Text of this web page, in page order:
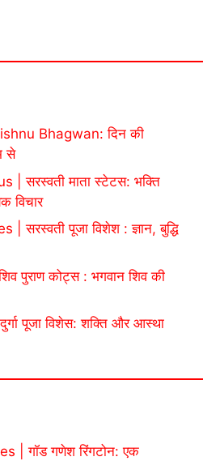
Bhagwan: दिन की
से
सरस्वती माता स्टेटस: भक्ति
विचार
पूजा विशेश : ज्ञान, बुद्धि
पुराण कोट्स : भगवान शिव की
पूजा विशेस: शक्ति और आस्था
| गॉड गणेश रिंगटोन: एक